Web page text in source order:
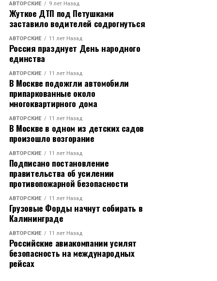
АВТОРСКИЕ 9 лет Назад
Жуткое ДТП под Петушками
заставило водителей содрогнуться
АВТОРСКИЕ 11 лет Назад
Россия празднует День народного
единства
АВТОРСКИЕ 11 лет Назад
В Москве подожгли автомобили
припаркованные около
многоквартирного дома
АВТОРСКИЕ 11 лет Назад
В Москве в одном из детских садов
произошло возгорание
АВТОРСКИЕ 11 лет Назад
Подписано постановление
правительства об усилении
противопожарной безопасности
АВТОРСКИЕ 11 лет Назад
Грузовые Форды начнут собирать в
Калининграде
АВТОРСКИЕ 11 лет Назад
Российские авиакомпании усилят
безопасность на международных
рейсах